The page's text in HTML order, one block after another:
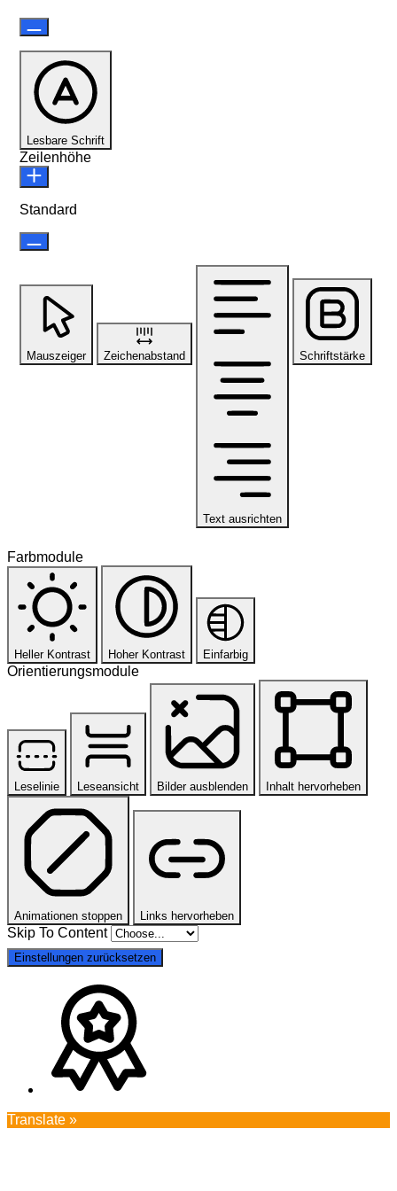
Lesbare Schrift
Zeilenhöhe
Standard
Mauszeiger Zeichenabstand
Text ausrichten
Schriftstärke
Farbmodule
Heller Kontrast Hoher Kontrast Einfarbig
Orientierungsmodule
Leselinie Leseansicht Bilder ausblenden Inhalt hervorheben
Animationen stoppen Links hervorheben
Skip To Content
Einstellungen zurücksetzen
Translate »